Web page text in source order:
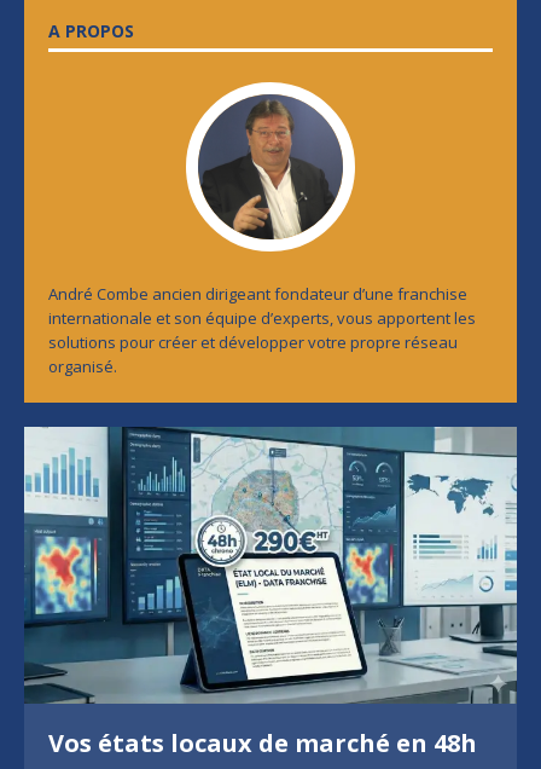
A PROPOS
André Combe ancien dirigeant fondateur d’une franchise
internationale et son équipe d’experts, vous apportent les
solutions pour créer et développer votre propre réseau
organisé.
Vos états locaux de marché en 48h